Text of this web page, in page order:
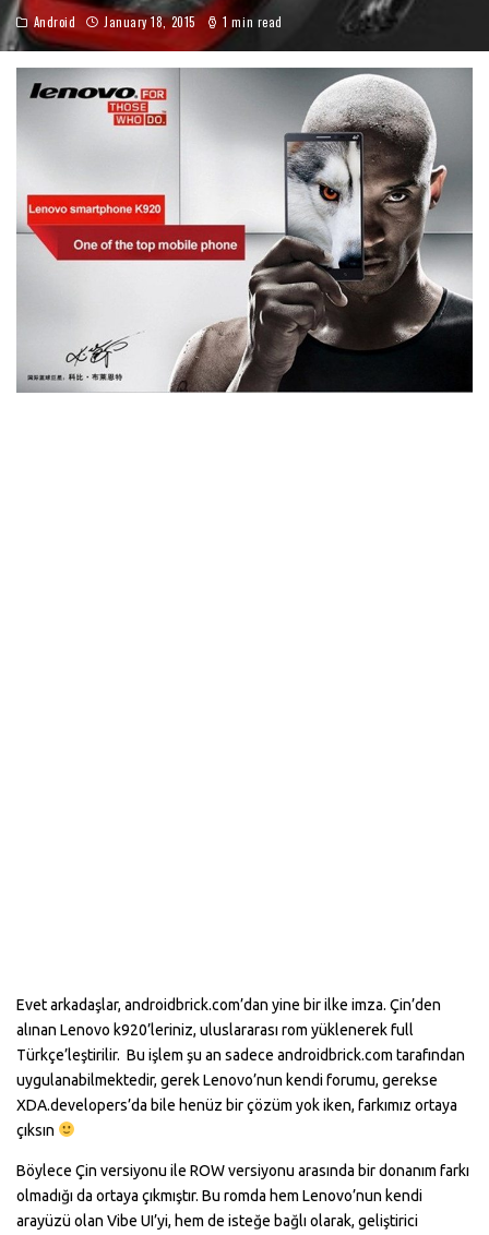
Android January 18, 2015 1 min read
Evet arkadaşlar, androidbrick.com’dan yine bir ilke imza. Çin’den
alınan Lenovo k920’leriniz, uluslararası rom yüklenerek full
Türkçe’leştirilir. Bu işlem şu an sadece androidbrick.com tarafından
uygulanabilmektedir, gerek Lenovo’nun kendi forumu, gerekse
XDA.developers’da bile henüz bir çözüm yok iken, farkımız ortaya
çıksın
Böylece Çin versiyonu ile ROW versiyonu arasında bir donanım farkı
olmadığı da ortaya çıkmıştır. Bu romda hem Lenovo’nun kendi
arayüzü olan Vibe UI’yi, hem de isteğe bağlı olarak, geliştirici